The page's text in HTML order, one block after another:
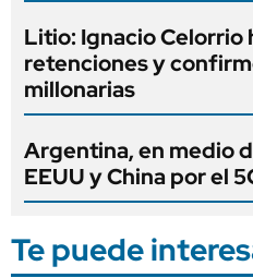
Litio: Ignacio Celorrio
retenciones y
millonarias
Argentina, en medio
EEUU y China por el
Te puede